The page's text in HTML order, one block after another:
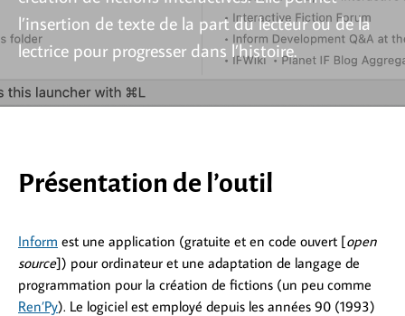
l’insertion de texte de la part du lecteur ou de la
lectrice pour progresser dans l’histoire.
Présentation de l’outil
Inform est une application (gratuite et en code ouvert [open
source]) pour ordinateur et une adaptation de langage de
programmation pour la création de fictions (un peu comme
Ren’Py). Le logiciel est employé depuis les années 90 (1993)